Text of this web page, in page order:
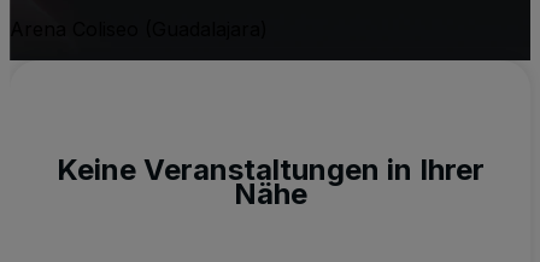
Keine Veranstaltungen in Ihrer
Nähe